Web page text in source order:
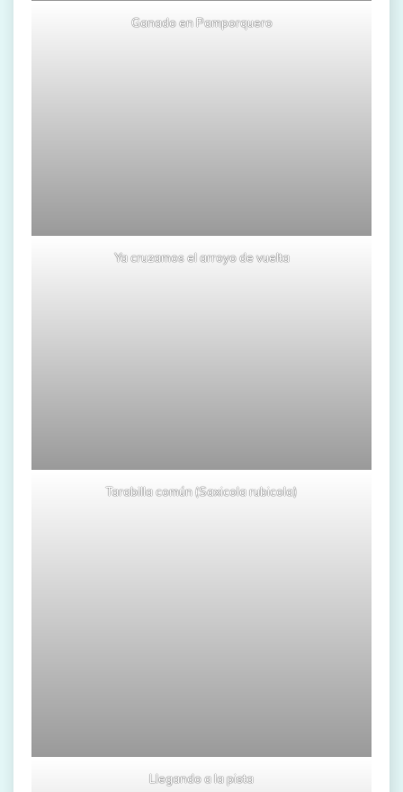
Ganado en Pamporquero
Ya cruzamos el arroyo de vuelta
Tarabilla común (Saxicola rubicola)
Llegando a la pista